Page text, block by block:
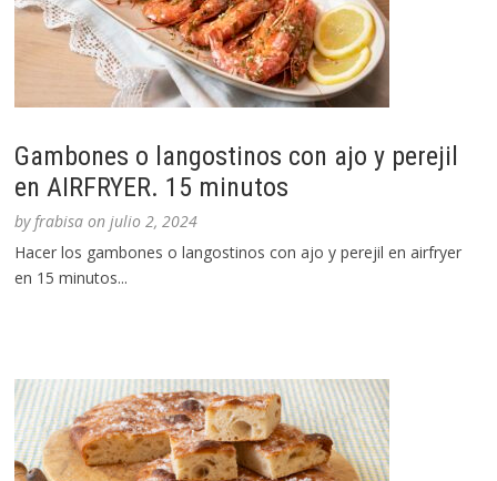
Gambones o langostinos con ajo y perejil
en AIRFRYER. 15 minutos
byfrabisa onjulio 2, 2024
Hacer los gambones o langostinos con ajo y perejil en airfryer
en 15 minutos...